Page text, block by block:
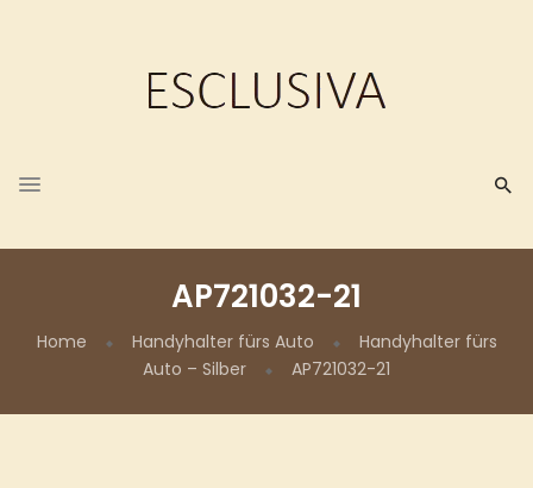
AP721032-21
Home Handyhalter fürs Auto
Handyhalter fürs
Auto – Silber
AP721032-21